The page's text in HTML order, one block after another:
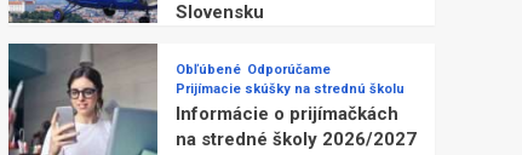
Slovensku
Obľúbené Odporúčame
Prijímacie skúšky na strednú školu
Informácie o prijímačkách
na stredné školy 2026/2027